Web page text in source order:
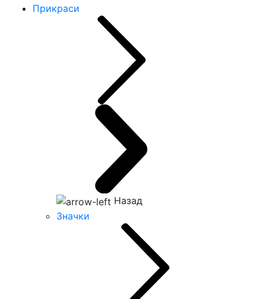
Прикраси
Назад
Значки